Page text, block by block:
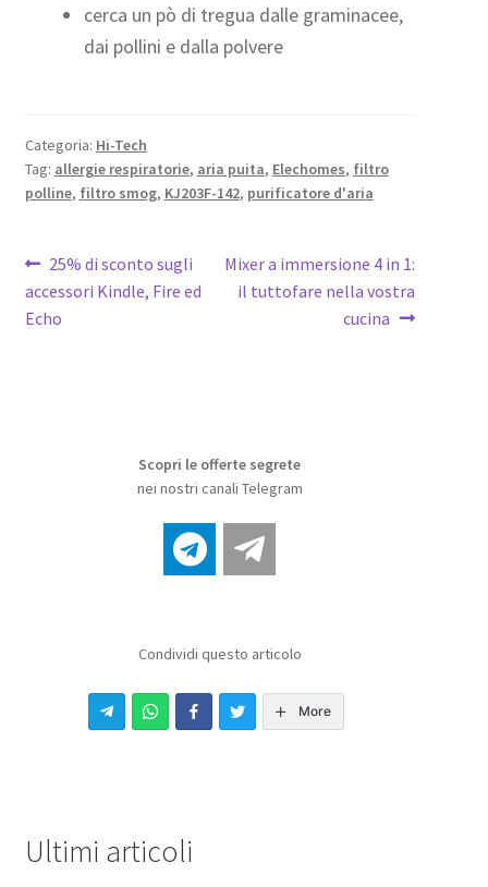
cerca un pò di tregua dalle graminacee,
dai pollini e dalla polvere
Categoria: Hi-Tech
Tag: allergie respiratorie, aria puita, Elechomes, filtro
polline, filtro smog, KJ203F-142, purificatore d'aria
Navigazione
articoli
Articolo
precedente:
25% di sconto sugli
accessori Kindle, Fire ed
Echo
Articolo
successivo:
Mixer a immersione 4 in 1:
il tuttofare nella vostra
cucina
Scopri le offerte segrete
nei nostri canali Telegram
Condividi questo articolo
More
Ultimi articoli